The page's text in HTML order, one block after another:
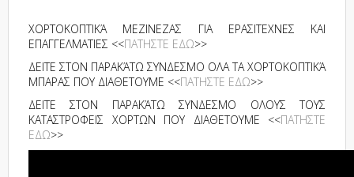
ΧΟΡΤΟΚΟΠΤΙΚΆ ΜΕΖΙΝΕΖΑΣ ΓΙΑ ΕΡΑΣΙΤΕΧΝΕΣ ΚΑΙ
ΕΠΑΓΓΕΛΜΑΤΙΕΣ <<ΠΑΤΗΣΤΕ ΕΔΩ>>
ΔΕΙΤΕ ΣΤΟΝ ΠΑΡΑΚΆΤΩ ΣΥΝΔΕΣΜΟ ΟΛΑ ΤΑ ΧΟΡΤΟΚΟΠΤΙΚΆ
ΜΠΑΡΑΣ ΠΟΥ ΔΙΑΘΕΤΟΥΜΕ <<ΠΑΤΗΣΤΕ ΕΔΩ>>
ΔΕΙΤΕ ΣΤΟΝ ΠΑΡΑΚΆΤΩ ΣΥΝΔΕΣΜΟ ΟΛΟΥΣ ΤΟΥΣ
ΚΑΤΑΣΤΡΟΦΕΙΣ ΧΟΡΤΩΝ ΠΟΥ ΔΙΑΘΕΤΟΥΜΕ <<ΠΑΤΗΣΤΕ
ΕΔΩ>>